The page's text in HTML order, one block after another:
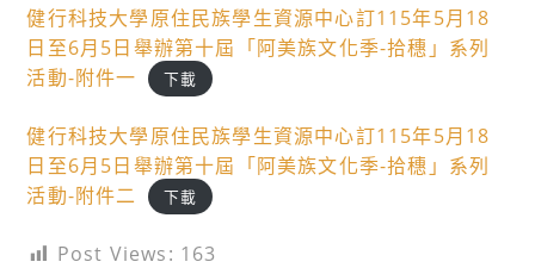
健行科技大學原住民族學生資源中心訂115年5月18
日至6月5日舉辦第十屆「阿美族文化季-拾穗」系列
活動-附件一
下載
健行科技大學原住民族學生資源中心訂115年5月18
日至6月5日舉辦第十屆「阿美族文化季-拾穗」系列
活動-附件二
下載
Post Views: 163